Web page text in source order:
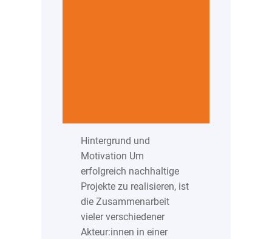
Hintergrund und
Motivation Um
erfolgreich nachhaltige
Projekte zu realisieren, ist
die Zusammenarbeit
vieler verschiedener
Akteur:innen in einer